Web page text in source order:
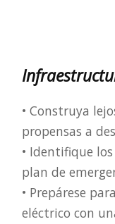
• Construya
propensas a
• Identifique
plan de
• Prepárese
eléctrico con